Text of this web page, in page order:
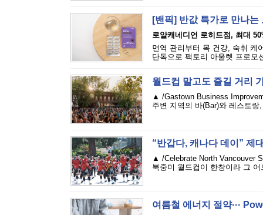
[밴픽] 반값 특가로 만나
로얄캐네디언 로히드점, 최대
면역 관리부터 목 건강, 숙취 케
단독으로 팩토리 아울렛 프로모
월드컵 말고도 즐길 거리
▲ /Gastown Business
주변 지역의 바(Bar)와 레스토
“반갑다, 캐나다 데이” 제
▲ /Celebrate North Vancouver
북중미 월드컵이 한창이라 그
여름철 에너지 절약···